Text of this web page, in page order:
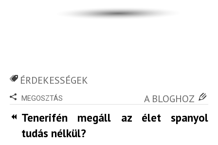
ÉRDEKESSÉGEK
MEGOSZTÁS A BLOGHOZ
Tenerifén megáll az élet spanyol
tudás nélkül?